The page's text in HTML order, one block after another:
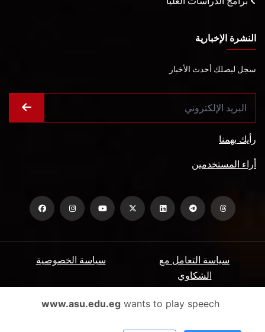
النشرة الإخبارية
سجل ليصلك أحدث الأخبار
رأيك يهمنا
أراء المستخدمين
سياسة الخصوصية
سياسة التعامل مع
الشكاوي
الأسئلة الشائعة ميثاق المتعاملين www.asu.edu.egwants to play speech